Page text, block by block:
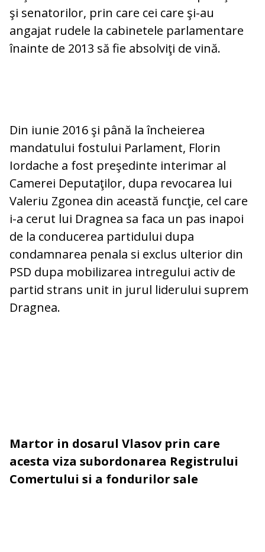
şi senatorilor, prin care cei care şi-au
angajat rudele la cabinetele parlamentare
înainte de 2013 să fie absolviţi de vină.
Din iunie 2016 şi până la încheierea
mandatului fostului Parlament, Florin
Iordache a fost preşedinte interimar al
Camerei Deputaţilor, dupa revocarea lui
Valeriu Zgonea din această funcţie, cel care
i-a cerut lui Dragnea sa faca un pas inapoi
de la conducerea partidului dupa
condamnarea penala si exclus ulterior din
PSD dupa mobilizarea intregului activ de
partid strans unit in jurul liderului suprem
Dragnea.
Martor in dosarul Vlasov prin care
acesta viza subordonarea Registrului
Comertului si a fondurilor sale